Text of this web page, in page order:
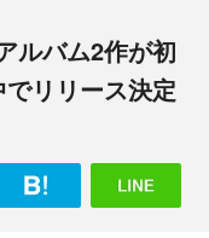
e
ルバム2作が初
リリース決定